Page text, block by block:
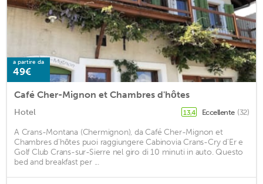
a partire da
49€
Café Cher-Mignon et Chambres d'hôtes
Hotel 13,4 Eccellente (32)
A Crans-Montana (Chermignon), da Café Cher-Mignon et
Chambres d'hôtes puoi raggiungere Cabinovia Crans-Cry d'Er e
Golf Club Crans-sur-Sierre nel giro di 10 minuti in auto. Questo
bed and breakfast per ...